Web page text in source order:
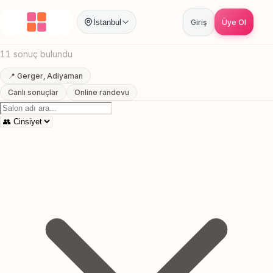
İstanbul Giriş Üye Ol
Anasayfa / Adiyaman / /
Gerger, Adiyaman Spa Merkezi
11 sonuç bulundu
📍 Gerger, Adiyaman
Canlı sonuçlar
Online randevu